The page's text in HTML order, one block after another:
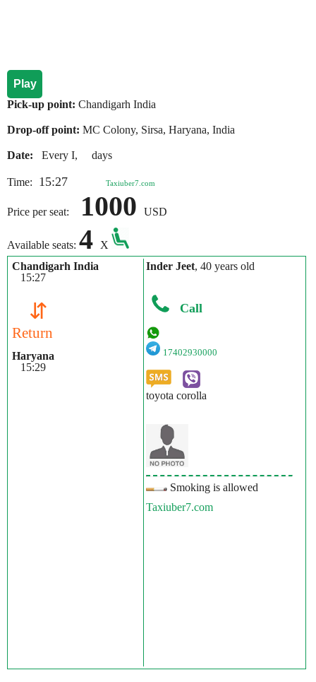
Play
Pick-up point: Chandigarh India
Drop-off point: MC Colony, Sirsa, Haryana, India
Date: Every I, days
Time: 15:27 Taxiuber7.com
Price per seat: 1000 USD
Available seats: 4
X
Chandigarh India
15:27
⇵
Return
Haryana
15:29
Inder Jeet, 40 years old
Call
17402930000
toyota corolla
Smoking is allowed
Taxiuber7.com